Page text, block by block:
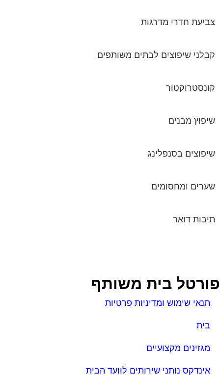
צביעת חדרי מדרגות
קבלני שיפוצים לבתים משותפים
קונסטרוקטור
שיפוץ מבנים
שיפוצים בסנפלינג
שערים ומחסומים
תיבות דואר
בית משותף
תנאי שימוש ומדיניות פרטיות
בית
מגזינים מקצועיים
אינדקס נותני שירותים לוועד הבית